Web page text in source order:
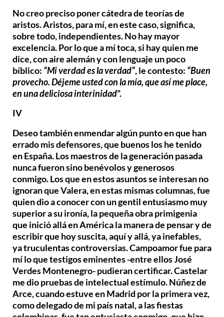
No creo preciso poner cátedra de teorías de
aristos. Aristos, para mí, en este caso, significa,
sobre todo, independientes. No hay mayor
excelencia. Por lo que a mí toca, si hay quien me
dice, con aire alemán y con lenguaje un poco
bíblico: “Mi verdad es la verdad”, le contesto: “Buen
provecho. Déjeme usted con la mía, que así me place,
en una deliciosa interinidad”.
IV
Deseo también enmendar algún punto en que han
errado mis defensores, que buenos los he tenido
en España. Los maestros de la generación pasada
nunca fueron sino benévolos y generosos
conmigo. Los que en estos asuntos se interesan no
ignoran que Valera, en estas mismas columnas, fue
quien dio a conocer con un gentil entusiasmo muy
superior a su ironía, la pequeña obra primigenia
que inició allá en América la manera de pensar y de
escribir que hoy suscita, aquí y allá, ya inefables,
ya truculentas controversias. Campoamor fue para
mí lo que testigos eminentes -entre ellos José
Verdes Montenegro- pudieran certificar. Castelar
me dio pruebas de intelectual estímulo. Núñez de
Arce, cuando estuve en Madrid por la primera vez,
como delegado de mi país natal, a las fiestas